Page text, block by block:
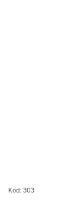
Kód: 303